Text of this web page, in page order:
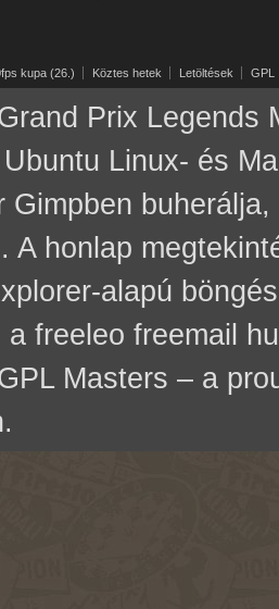
kupa (26.) Köztes hetek Letöltések GPL
Prix Legends
Linux- és
Gimpben
A honlap
alapú
freeleo freemail
Masters – a